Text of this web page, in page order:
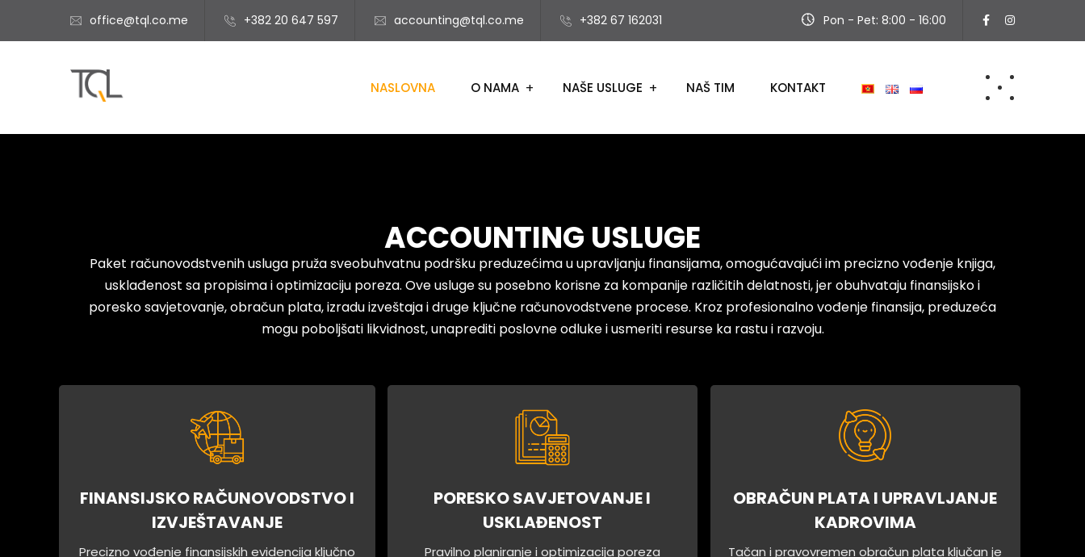
office@tql.co.me +382 20 647 597 accounting@tql.co.me +382 67 162031 Pon - Pet: 8:00 - 16:00
NASLOVNA O NAMA NAŠE USLUGE NAŠ TIM KONTAKT
ACCOUNTING USLUGE
Paket računovodstvenih usluga pruža sveobuhvatnu podršku preduzećima u upravljanju finansijama, omogućavajući im precizno vođenje knjiga,
usklađenost sa propisima i optimizaciju poreza. Ove usluge su posebno korisne za kompanije različitih delatnosti, jer obuhvataju finansijsko i
poresko savjetovanje, obračun plata, izradu izveštaja i druge ključne računovodstvene procese. Kroz profesionalno vođenje finansija, preduzeća
mogu poboljšati likvidnost, unaprediti poslovne odluke i usmeriti resurse ka rastu i razvoju.
FINANSIJSKO RAČUNOVODSTVO I
IZVJEŠTAVANJE
Precizno vođenje finansijskih evidencija ključno
PORESKO SAVJETOVANJE I
USKLAĐENOST
Pravilno planiranje i optimizacija poreza
OBRAČUN PLATA I UPRAVLJANJE
KADROVIMA
Tačan i pravovremen obračun plata ključan je